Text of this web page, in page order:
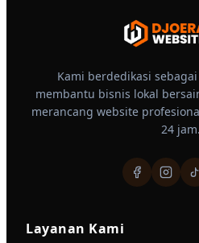
Kami berdedikasi
membantu bisnis lokal
merancang website
24 jam.
Layanan Kami